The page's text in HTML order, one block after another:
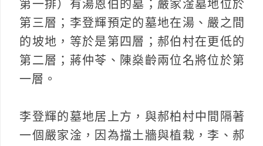
第一排）有湯恩伯的墓；嚴家淦墓地位於
第三層；李登輝預定的墓地在湯、嚴之間
的坡地，等於是第四層；郝伯村在更低的
第二層；蔣仲苓、陳燊齡兩位名將位於第
一層。
李登輝的墓地居上方，與郝柏村中間隔著
一個嚴家淦，因為擋土牆與植栽，李、郝